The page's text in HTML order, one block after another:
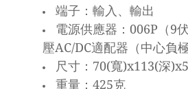
端子：輸入、輸出
電源供應器：006P（9
壓AC/DC適配器（中心負極
尺寸：70(寬)x113(深
重量：425克